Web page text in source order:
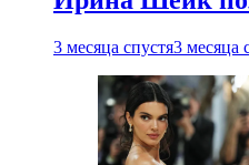
3 месяца спустя3 месяца